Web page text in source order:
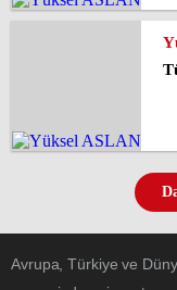
Avrupa, Türkiye ve